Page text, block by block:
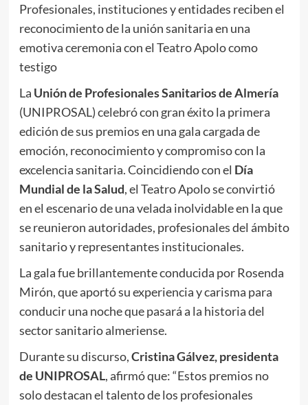
Profesionales, instituciones y entidades reciben el
reconocimiento de la unión sanitaria en una
emotiva ceremonia con el Teatro Apolo como
testigo
La Unión de Profesionales Sanitarios de Almería
(UNIPROSAL) celebró con gran éxito la primera
edición de sus premios en una gala cargada de
emoción, reconocimiento y compromiso con la
excelencia sanitaria. Coincidiendo con el Día
Mundial de la Salud, el Teatro Apolo se convirtió
en el escenario de una velada inolvidable en la que
se reunieron autoridades, profesionales del ámbito
sanitario y representantes institucionales.
La gala fue brillantemente conducida por Rosenda
Mirón, que aportó su experiencia y carisma para
conducir una noche que pasará a la historia del
sector sanitario almeriense.
Durante su discurso,Cristina Gálvez, presidenta
de UNIPROSAL, afirmó que: “Estos premios no
solo destacan el talento de los profesionales